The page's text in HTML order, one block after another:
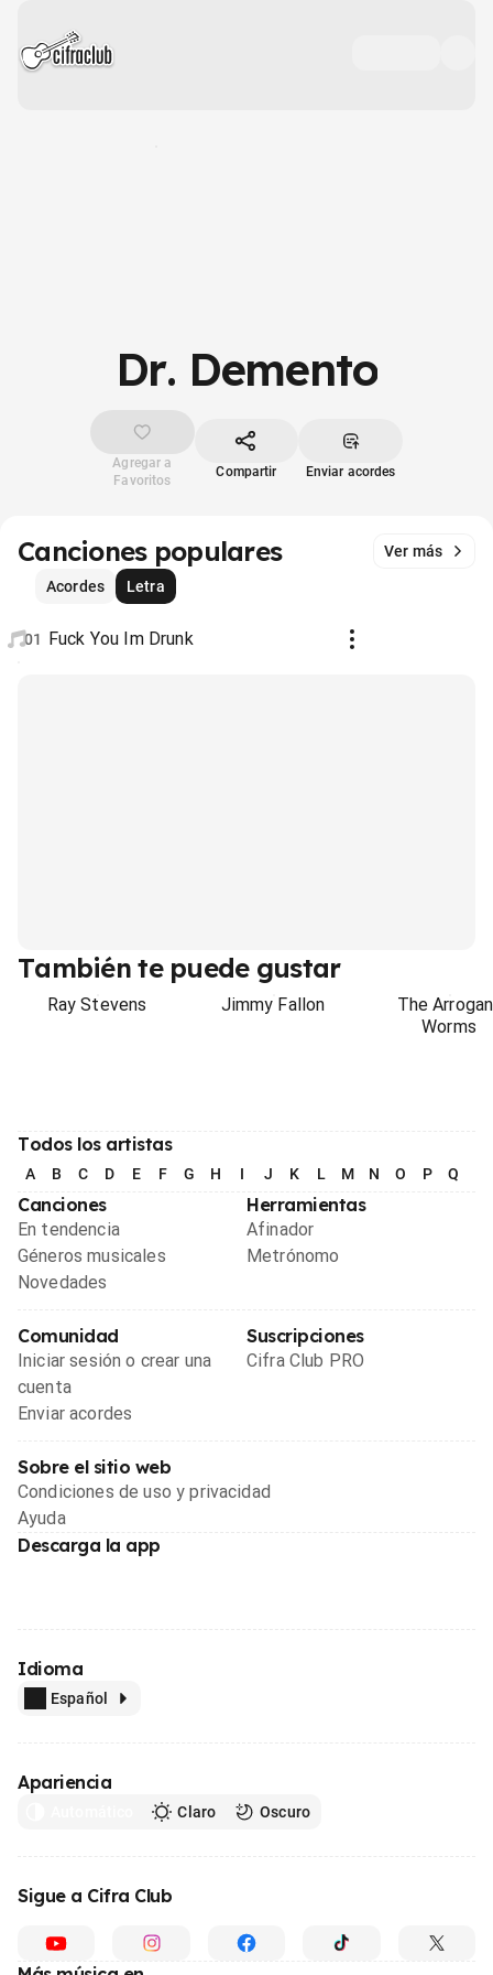
Dr. Demento
Agregar a
Favoritos
Compartir Enviar acordes
Canciones populares
Ver más
Acordes
Letra
01 Fuck You Im Drunk
También te puede gustar
Ray Stevens Jimmy Fallon
The
Worms
Todos los artistas
A B C D E F G H I J K L M N O P Q
Canciones
En tendencia
Géneros musicales
Novedades
Herramientas
Afinador
Metrónomo
Comunidad
Iniciar sesión o crear una
cuenta
Enviar acordes
Suscripciones
Cifra Club PRO
Sobre el sitio web
Condiciones de uso y privacidad
Ayuda
Descarga la app
Idioma
Español
Apariencia
Claro Oscuro
Sigue a Cifra Club